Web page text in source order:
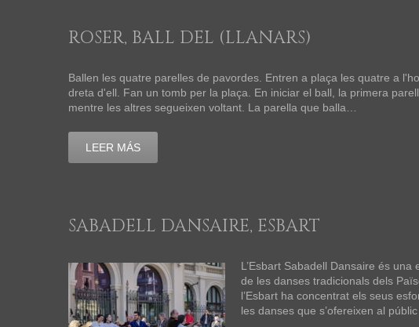
ROSER, BALL DEL (LLANARS)
Ballen les quatre parelles de pavordes. Entren a plaça les quatre a
dreta d'ell. Fan un tomb per la plaça. En iniciar el ball, la primera
mentre les altres segueixen voltant. La parella que balla…
LEER MÁS
SABADELL DANSAIRE, ESBART
L’Esbart Sabadell Dansaire és
de les danses tradicionals dels
l’Esbart ha concentrat els seus
les danses que s’ofereixen al